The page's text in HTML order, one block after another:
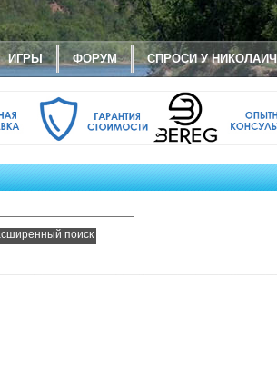
ИГРЫ ФОРУМ СПРОСИ У